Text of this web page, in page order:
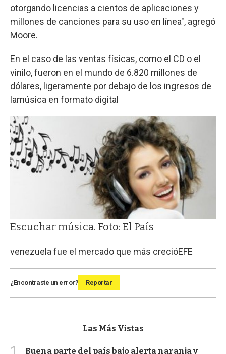
otorgando licencias a cientos de aplicaciones y
millones de canciones para su uso en línea", agregó
Moore.
En el caso de las ventas físicas, como el CD o el
vinilo, fueron en el mundo de 6.820 millones de
dólares, ligeramente por debajo de los ingresos de
lamúsica en formato digital
Escuchar música. Foto: El País
venezuela fue el mercado que más crecióEFE
¿Encontraste un error? Reportar
Las Más Vistas
Buena parte del país bajo alerta naranja y